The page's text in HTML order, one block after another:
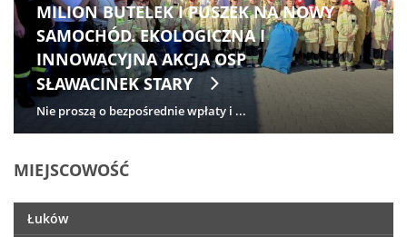
MILION BUTELEK I PUSZEK NA NOWY
SAMOCHÓD. EKOLOGICZNA I
INNOWACYJNA AKCJA OSP
SŁAWACINEK STARY
Nie proszą o bezpośrednie wpłaty i ...
MIEJSCOWOŚĆ
Łuków